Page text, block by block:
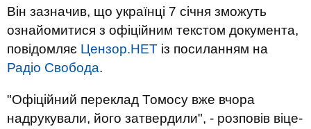
Він зазначив, що українці 7 січня зможуть
ознайомитися з офіційним текстом документа,
повідомляє Цензор.НЕТ із посиланням на
Радіо Свобода.
"Офіційний переклад Томосу вже вчора
надрукували, його затвердили", - розповів віце-